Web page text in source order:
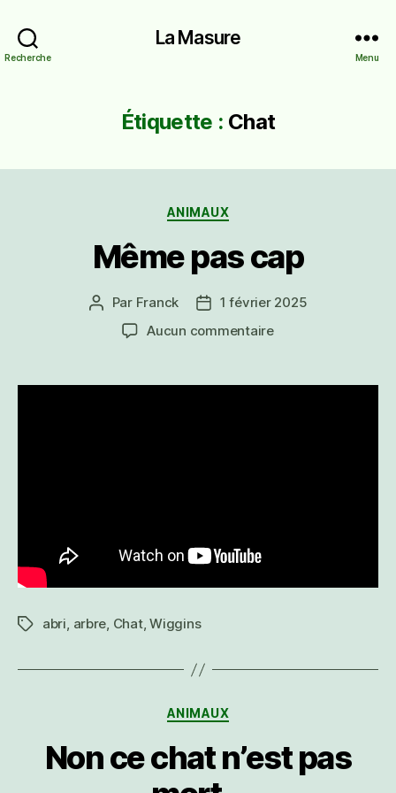
Recherche
La Masure
Menu
Étiquette : Chat
Catégories
ANIMAUX
Même pas cap
Auteur
l’article
Par Franck
Date1 février 2025
Aucun commentairesur
cap
Étiquettes
abri, arbre, Chat,Wiggins
Catégories
ANIMAUX
Non ce chat n’est pas